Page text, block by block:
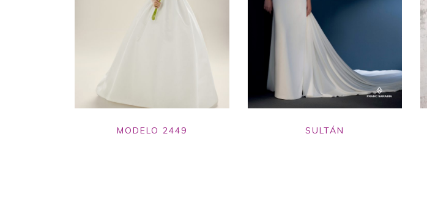
MODELO 2449 SULTÁN